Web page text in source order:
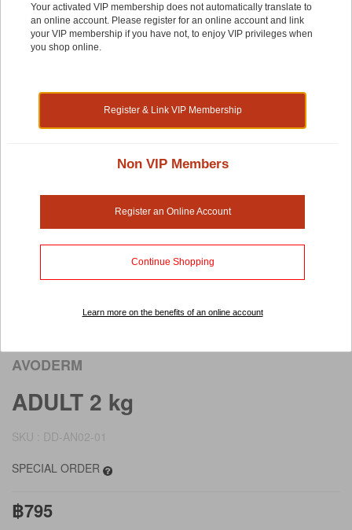
AVODERM
ADULT 2 kg
SKU : DD-AN02-01
SPECIAL ORDER
฿795
Your activated VIP membership does not automatically translate to
an online account. Please register for an online account and link
your VIP membership if you have not, to enjoy VIP privileges when
you shop online.
Register & Link VIP Membership
Non VIP Members
Register an Online Account
Continue Shopping
Learn more on the benefits of an online account